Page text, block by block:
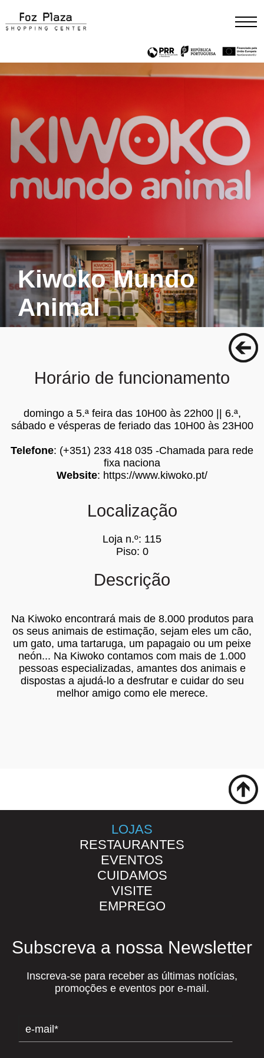
Kiwoko Mundo
Animal
Horário de funcionamento
domingo a 5.ª feira das 10H00 às 22h00 || 6.ª,
sábado e vésperas de feriado das 10H00 às 23H00
Telefone: (+351) 233 418 035 -Chamada para rede
fixa naciona
Website: https://www.kiwoko.pt/
Localização
Loja n.º: 115
Piso: 0
Descrição
Na Kiwoko encontrará mais de 8.000 produtos para
os seus animais de estimação, sejam eles um cão,
um gato, uma tartaruga, um papagaio ou um peixe
neón... Na Kiwoko contamos com mais de 1.000
pessoas especializadas, amantes dos animais e
dispostas a ajudá-lo a desfrutar e cuidar do seu
melhor amigo como ele merece.
LOJAS
RESTAURANTES
EVENTOS
CUIDAMOS
VISITE
EMPREGO
Subscreva a nossa Newsletter
Inscreva-se para receber as últimas notícias,
promoções e eventos por e-mail.